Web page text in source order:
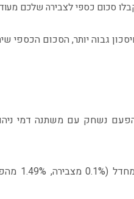
סכום כספי לצבירה שלכם
גבוה יותר, הסכום הכספי
עם אותה דוגמה של אותו שכיר בן 41, והפעם
בהשוואה